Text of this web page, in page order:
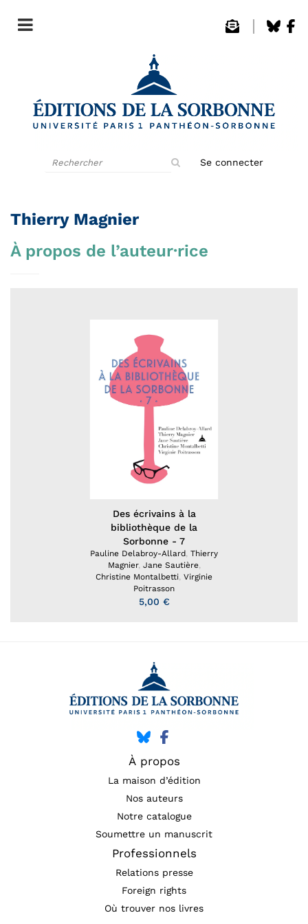
Se connecter
Thierry Magnier
À propos de l’auteur·rice
Des écrivains à la
bibliothèque de la
Sorbonne - 7
Pauline Delabroy-Allard, Thierry
Magnier, Jane Sautière,
Christine Montalbetti, Virginie
Poitrasson
5,00 €
À propos
La maison d’édition
Nos auteurs
Notre catalogue
Soumettre un manuscrit
Professionnels
Relations presse
Foreign rights
Où trouver nos livres